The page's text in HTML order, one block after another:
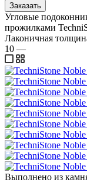
Заказать
Угловые
прожилками
Лаконичная
10 —
Выполнено из